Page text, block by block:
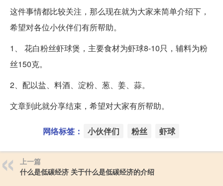
这件事情都比较关注，那么现在就为大家来简单介绍下，
希望对各位小伙伴们有所帮助。
1、 花白粉丝虾球煲，主要食材为虾球8-10只，辅料为粉
丝150克。
2、配以盐、料酒、淀粉、葱、姜、蒜。
文章到此就分享结束，希望对大家有所帮助。
网络标签： 小伙伴们 粉丝 虾球
上一篇
什么是低碳经济 关于什么是低碳经济的介绍